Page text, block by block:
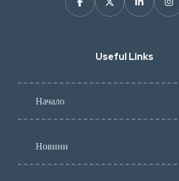
Useful Links
Начало
Новини